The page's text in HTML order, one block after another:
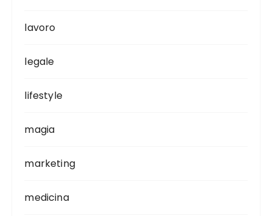
lavoro
legale
lifestyle
magia
marketing
medicina